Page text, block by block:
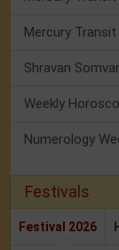
Festivals
Festival 2026